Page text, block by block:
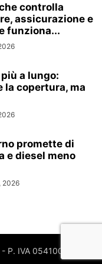
controlla
assicurazione e
funziona...
a lungo:
la copertura, ma
promette di
e diesel meno
2026
IVA 05410020969